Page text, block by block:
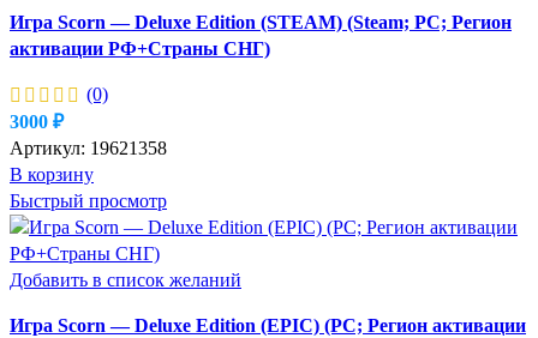
Игра Scorn — Deluxe Edition (STEAM) (Steam; PC; Регион
активации РФ+Страны СНГ)
(0)
3000 ₽
Артикул: 19621358
В корзину
Быстрый просмотр
Добавить в список желаний
Игра Scorn — Deluxe Edition (EPIC) (PC; Регион активации